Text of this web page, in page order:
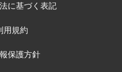
に基づく表記
用規約
保護方針